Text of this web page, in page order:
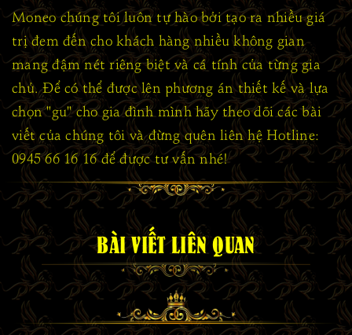
Moneo chúng tôi luôn tự hào bởi tạo ra nhiều giá
trị đem đến cho khách hàng nhiều không gian
mang đậm nét riêng biệt và cá tính của từng gia
chủ. Để có thể được lên phương án thiết kế và lựa
chọn "gu" cho gia đình mình hãy theo dõi các bài
viết của chúng tôi và đừng quên liên hệ Hotline:
0945 66 16 16 để được tư vấn nhé!
BÀI VIẾT LIÊN QUAN